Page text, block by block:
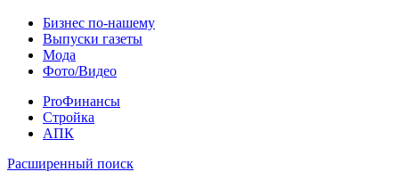
Разное
Бизнес по-нашему
Выпуски газеты
Мода
Фото/Видео
Pro
ProФинансы
Стройка
АПК
Информация
Расширенный поиск